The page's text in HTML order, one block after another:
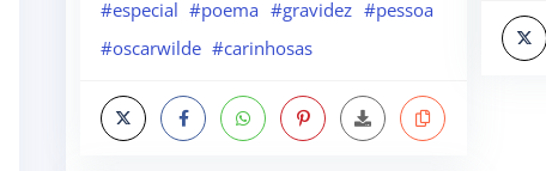
#especial #poema #gravidez #pessoa
#oscarwilde #carinhosas